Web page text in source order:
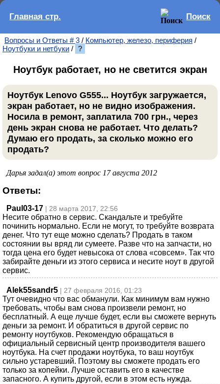
Главная стр. Поиск
Вопросы и Ответы # 3 / Компьютер, железо, периферия /
Ноутбуки и нетбуки / ?
Ноутбук работает, но не светится экран
Ноутбук Lenovo G555... Ноутбук загружается,
экран работает, но не видно изображения.
Носила в ремонт, заплатила 700 грн., через
день экран снова не работает. Что делать?
Думаю его продать, за сколько можно его
продать?
Дарья задал(а) этот вопрос 17 августа 2012
Ответы:
Paul03-17 | 28 марта 2017, 22:56
Несите обратно в сервис. Скандальте и требуйте
починить нормально. Если не могут, то требуйте возврата
денег. Что тут еще можно сделать? Продать в таком
состоянии вы вряд ли сумеете. Разве что на запчасти, но
тогда цена его будет невысока от слова «совсем». Так что
забирайте деньги из этого сервиса и несите ноут в другой
сервис.
Alek55sandr5 | 27 февраля 2016, 01:23
Тут очевидно что вас обманули. Как минимум вам нужно
требовать, чтобы вам снова произвели ремонт, но
бесплатный. А еще лучше будет, если вы сможете вернуть
деньги за ремонт. И обратиться в другой сервис по
ремонту ноутбуков. Рекомендую обращаться в
официальный сервисный центр производителя вашего
ноутбука. На счет продажи ноутбука, то ваш ноутбук
сильно устаревший. Поэтому вы сможете продать его
только за копейки. Лучше оставить его в качестве
запасного. А купить другой, если в этом есть нужда.